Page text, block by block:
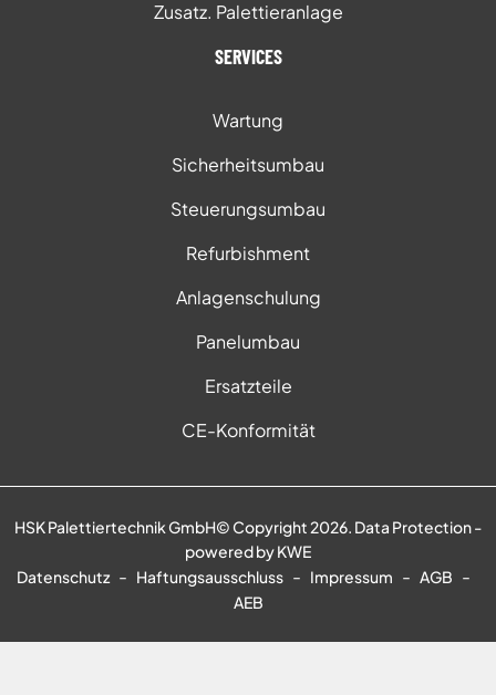
Zusatz. Palettieranlage
SERVICES
Wartung
Sicherheitsumbau
Steuerungsumbau
Refurbishment
Anlagenschulung
Panelumbau
Ersatzteile
CE-Konformität
HSK Palettiertechnik GmbH© Copyright 2026. Data Protection -
powered byKWE
Datenschutz - Haftungsausschluss - Impressum - AGB -
AEB